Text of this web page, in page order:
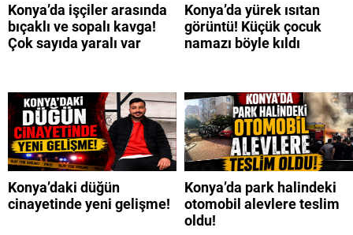
Konya’da işçiler arasında
bıçaklı ve sopalı kavga!
Çok sayıda yaralı var
Konya’da yürek ısıtan
görüntü! Küçük çocuk
namazı böyle kıldı
Konya’daki düğün
cinayetinde yeni gelişme!
Konya’da park halindeki
otomobil alevlere teslim
oldu!